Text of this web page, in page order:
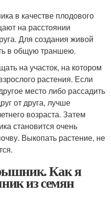
в качестве плодового
на расстоянии
Для создания живой
в общую траншею.
на участок, на котором
растения. Если
место либо рассадить
от друга, лучше
возраста. Затем
становится очень
Выкопать растение, не
Как я
из семян